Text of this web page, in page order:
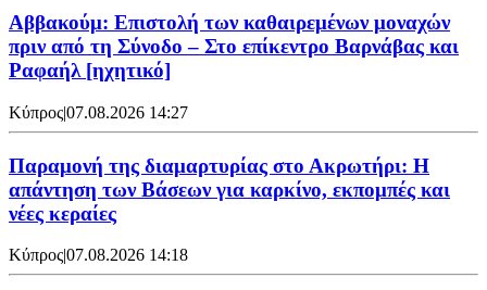
Αββακούμ: Επιστολή των καθαιρεμένων μοναχών
πριν από τη Σύνοδο – Στο επίκεντρο Βαρνάβας και
Ραφαήλ [ηχητικό]
Κύπρος|07.08.2026 14:27
Παραμονή της διαμαρτυρίας στο Ακρωτήρι: Η
απάντηση των Βάσεων για καρκίνο, εκπομπές και
νέες κεραίες
Κύπρος|07.08.2026 14:18